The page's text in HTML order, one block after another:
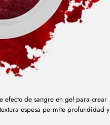
efecto de sangre en gel para crear
espesa permite profundidad y